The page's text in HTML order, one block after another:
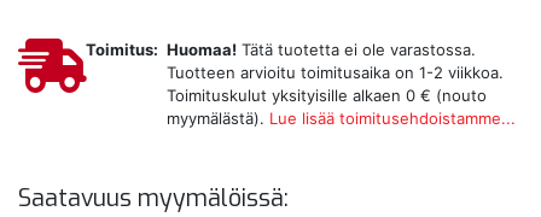
Toimitus: Huomaa! Tätä tuotetta ei ole varastossa.
Tuotteen arvioitu toimitusaika on 1-2 viikkoa.
Toimituskulut yksityisille alkaen 0 € (nouto
myymälästä). Lue lisää toimitusehdoistamme...
Saatavuus myymälöissä: